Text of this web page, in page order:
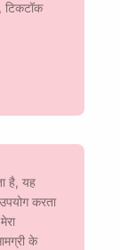
टिकटॉक
है, यह
करता
के